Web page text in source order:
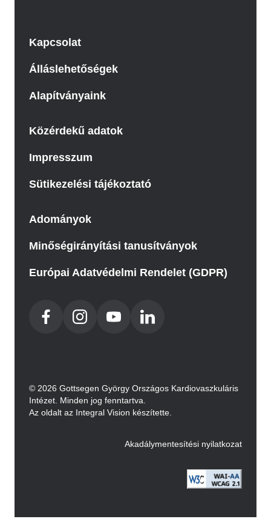
Kapcsolat
Álláslehetőségek
Alapítványaink
Közérdekű adatok
Impresszum
Sütikezelési tájékoztató
Adományok
Minőségirányítási tanusítványok
Európai Adatvédelmi Rendelet (GDPR)
© 2026 Gottsegen György Országos Kardiovaszkuláris
Intézet. Minden jog fenntartva.
Az oldalt az Integral Vision készítette.
Akadálymentesítési nyilatkozat
Image